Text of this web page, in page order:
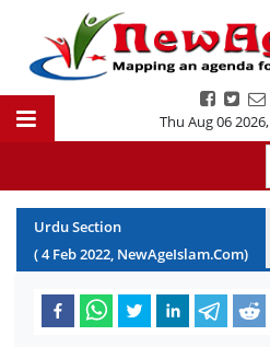
Thu Aug 06 2026,
Urdu Section
(4 Feb2022, NewAgeIslam.Com)